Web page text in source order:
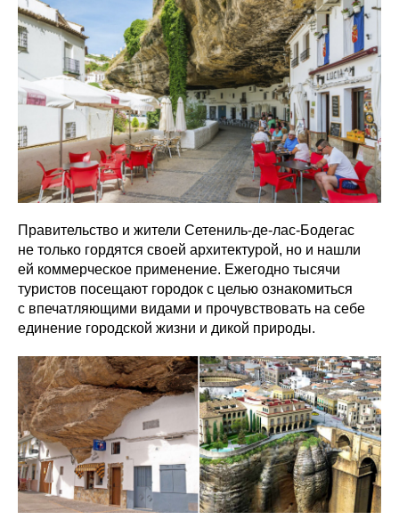
Правительство и жители Сетениль-де-лас-Бодегас
не только гордятся своей архитектурой, но и нашли
ей коммерческое применение. Ежегодно тысячи
туристов посещают городок с целью ознакомиться
с впечатляющими видами и прочувствовать на себе
единение городской жизни и дикой природы.